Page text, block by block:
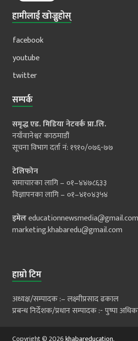
हामीलाई खोज्नुहोस्
facebook
youtube
twitter
सम्पर्क
समृद्ध एड. मिडिया नेटवर्क प्रा.लि.
नयाँवानेश्वर काठमाडौं
सूचना विभाग दर्ता नं: १९१०/०७६-७७
टेलिफोन
समाचारका लागि – ०१–४४७८६३३
विज्ञापनका लागि – ०१–४१०४३५४
इमेलeducationnewsmedia@gmail.com
marketing.khabaredu@gmail.com
हाम्रो टिम
अध्यक्ष/सम्पादक :– लक्ष्मीप्रसाद ढकाल
प्रबन्ध निर्देशक/प्रधान सम्पादक :- पुष्पा